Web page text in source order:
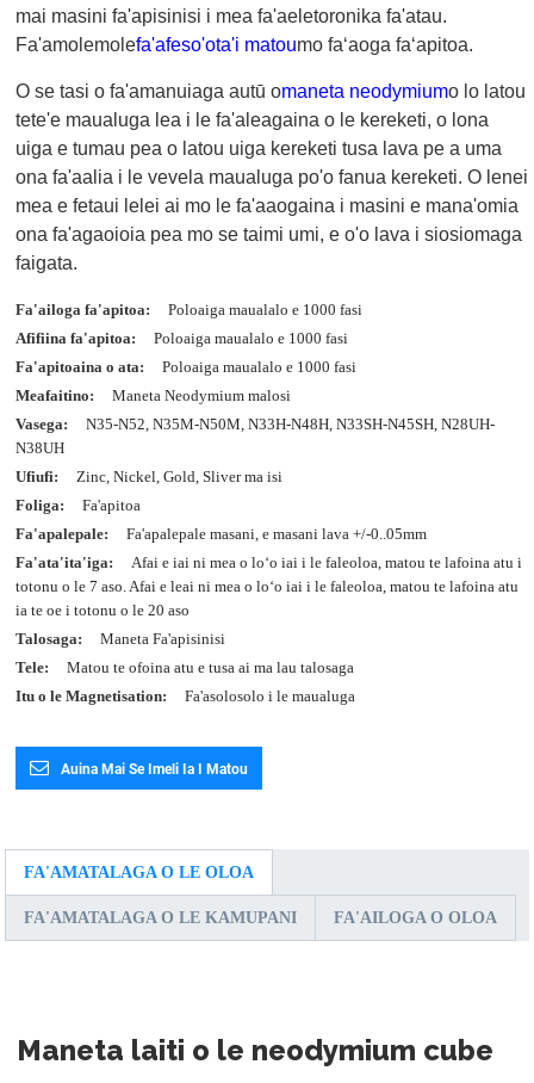
mai masini fa'apisinisi i mea fa'aeletoronika fa'atau.
Fa'amolemolefa'afeso'ota'i matoumo faʻaoga faʻapitoa.
O se tasi o fa'amanuiaga autū omaneta neodymiumo lo latou
tete'e maualuga lea i le fa'aleagaina o le kereketi, o lona
uiga e tumau pea o latou uiga kereketi tusa lava pe a uma
ona fa'aalia i le vevela maualuga po'o fanua kereketi. O lenei
mea e fetaui lelei ai mo le fa'aaogaina i masini e mana'omia
ona fa'agaoioia pea mo se taimi umi, e o'o lava i siosiomaga
faigata.
Fa'ailoga fa'apitoa:
Poloaiga maualalo e 1000 fasi
Afifiina fa'apitoa:
Poloaiga maualalo e 1000 fasi
Fa'apitoaina o ata:
Poloaiga maualalo e 1000 fasi
Meafaitino:
Maneta Neodymium malosi
Vasega:
N35-N52, N35M-N50M, N33H-N48H, N33SH-N45SH, N28UH-
N38UH
Ufiufi:
Zinc, Nickel, Gold, Sliver ma isi
Foliga:
Fa'apitoa
Fa'apalepale:
Fa'apalepale masani, e masani lava +/-0..05mm
Fa'ata'ita'iga:
Afai e iai ni mea o loʻo iai i le faleoloa, matou te lafoina atu i
totonu o le 7 aso. Afai e leai ni mea o loʻo iai i le faleoloa, matou te lafoina atu
ia te oe i totonu o le 20 aso
Talosaga:
Maneta Fa'apisinisi
Tele:
Matou te ofoina atu e tusa ai ma lau talosaga
Itu o le Magnetisation:
Fa'asolosolo i le maualuga
Auina Mai Se Imeli Ia I Matou
FA'AMATALAGA O LE OLOA
FA'AMATALAGA O LE KAMUPANI FA'AILOGA O OLOA
Maneta laiti o le neodymium cube